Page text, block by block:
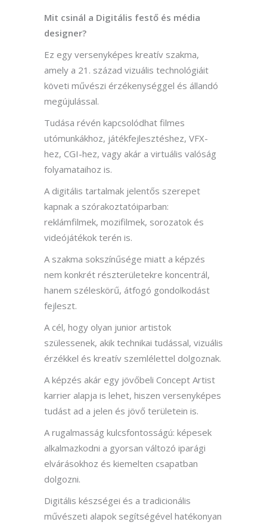
Mit csinál a Digitális festő és média
designer?
Ez egy versenyképes kreatív szakma,
amely a 21. század vizuális technológiáit
követi művészi érzékenységgel és állandó
megújulással.
Tudása révén kapcsolódhat filmes
utómunkákhoz, játékfejlesztéshez, VFX-
hez, CGI-hez, vagy akár a virtuális valóság
folyamataihoz is.
A digitális tartalmak jelentős szerepet
kapnak a szórakoztatóiparban:
reklámfilmek, mozifilmek, sorozatok és
videójátékok terén is.
A szakma sokszínűsége miatt a képzés
nem konkrét részterületekre koncentrál,
hanem széleskörű, átfogó gondolkodást
fejleszt.
A cél, hogy olyan junior artistok
szülessenek, akik technikai tudással, vizuális
érzékkel és kreatív szemlélettel dolgoznak.
A képzés akár egy jövőbeli Concept Artist
karrier alapja is lehet, hiszen versenyképes
tudást ad a jelen és jövő területein is.
A rugalmasság kulcsfontosságú: képesek
alkalmazkodni a gyorsan változó iparági
elvárásokhoz és kiemelten csapatban
dolgozni.
Digitális készségei és a tradicionális
művészeti alapok segítségével hatékonyan